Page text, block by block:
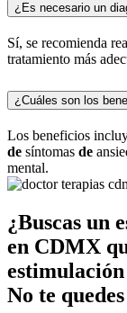
¿Es necesario un
Sí, se recomienda
tratamiento más
¿Cuáles son los
Los beneficios
de síntomas de
mental.
¿Buscas un
en CDMX
No te